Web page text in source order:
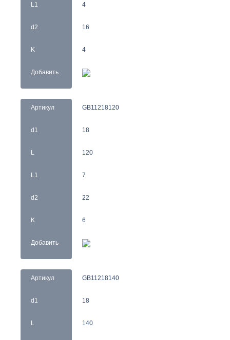
L1
d2
K
Добавить
4
16
4
Артикул
d1
L
L1
d2
K
Добавить
GB11218120
18
120
7
22
6
Артикул
d1
L
GB11218140
18
140